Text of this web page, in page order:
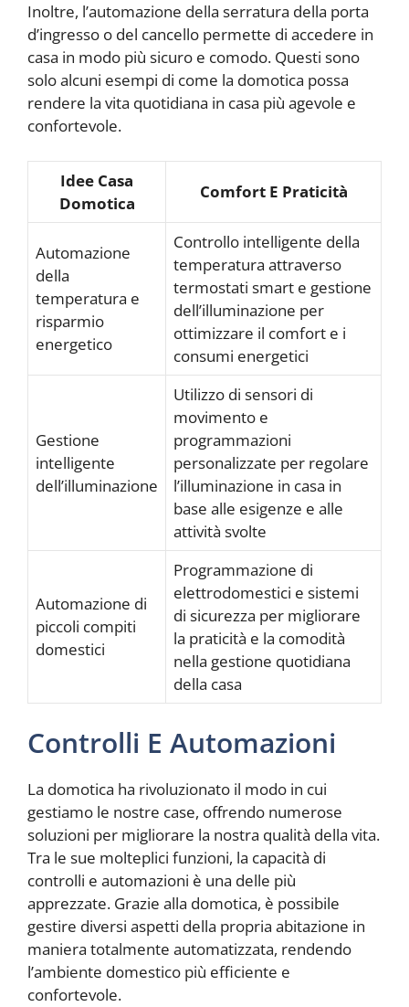
Inoltre, l’automazione della serratura della porta
d’ingresso o del cancello permette di accedere in
casa in modo più sicuro e comodo. Questi sono
solo alcuni esempi di come la domotica possa
rendere la vita quotidiana in casa più agevole e
confortevole.
Idee Casa
Domotica
Comfort E Praticità
Automazione
della
temperatura e
risparmio
energetico
Controllo intelligente della
temperatura attraverso
termostati smart e gestione
dell’illuminazione per
ottimizzare il comfort e i
consumi energetici
Gestione
intelligente
dell’illuminazione
Utilizzo di sensori di
movimento e
programmazioni
personalizzate per regolare
l’illuminazione in casa in
base alle esigenze e alle
attività svolte
Automazione di
piccoli compiti
domestici
Programmazione di
elettrodomestici e sistemi
di sicurezza per migliorare
la praticità e la comodità
nella gestione quotidiana
della casa
Controlli E Automazioni
La domotica ha rivoluzionato il modo in cui
gestiamo le nostre case, offrendo numerose
soluzioni per migliorare la nostra qualità della vita.
Tra le sue molteplici funzioni, la capacità di
controlli e automazioni è una delle più
apprezzate. Grazie alla domotica, è possibile
gestire diversi aspetti della propria abitazione in
maniera totalmente automatizzata, rendendo
l’ambiente domestico più efficiente e
confortevole.